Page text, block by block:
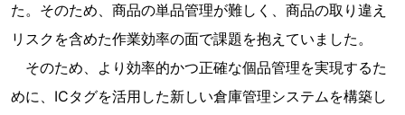
た。そのため、商品の単品管理が難しく、商品の取り違え
リスクを含めた作業効率の面で課題を抱えていました。
そのため、より効率的かつ正確な個品管理を実現するた
めに、ICタグを活用した新しい倉庫管理システムを構築し